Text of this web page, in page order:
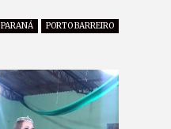
PARANÁ PORTO BARREIRO